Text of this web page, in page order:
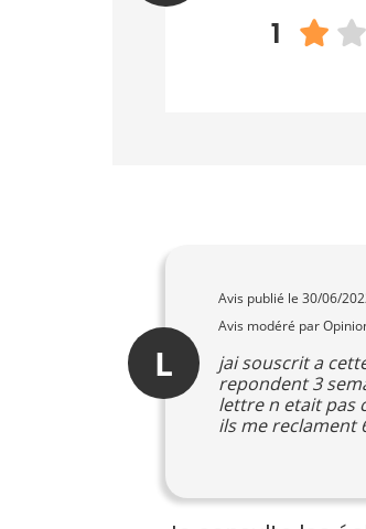
1
L
Avis publié le 30/06/
Avis modéré par
jai souscrit a
repondent 3
lettre n etait pas
ils me reclament